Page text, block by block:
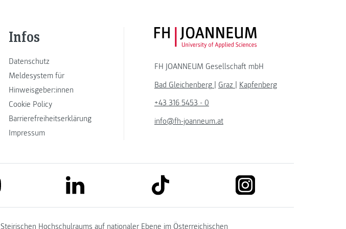
Infos
Datenschutz
Meldesystem für
Hinweisgeber:innen
Cookie Policy
Barrierefreiheitserklärung
Impressum
FH JOANNEUM Logo
FH JOANNEUM Gesellschaft mbH
Bad Gleichenberg | Graz | Kapfenberg
+43 316 5453 - 0
info@fh-joanneum.at
link to youtube link to linkedin link to tiktok
Steirischen Hochschulraums auf nationaler Ebene im Österreichischen